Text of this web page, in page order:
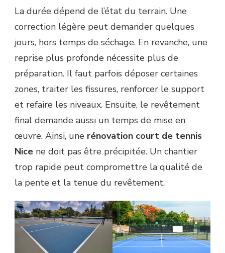
La durée dépend de l’état du terrain. Une
correction légère peut demander quelques
jours, hors temps de séchage. En revanche, une
reprise plus profonde nécessite plus de
préparation. Il faut parfois déposer certaines
zones, traiter les fissures, renforcer le support
et refaire les niveaux. Ensuite, le revêtement
final demande aussi un temps de mise en
œuvre. Ainsi, une rénovation court de tennis
Nice ne doit pas être précipitée. Un chantier
trop rapide peut compromettre la qualité de
la pente et la tenue du revêtement.